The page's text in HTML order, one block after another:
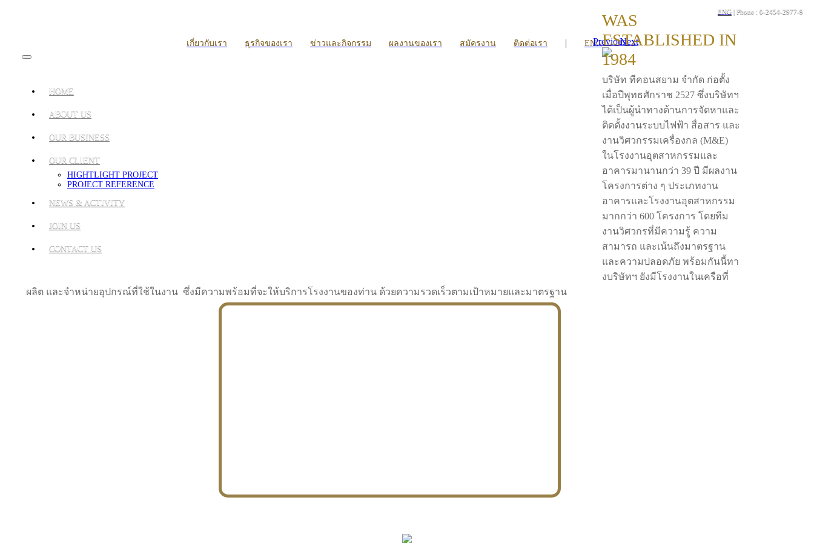
ENG | Phone : 0-2454-2977-9
เกี่ยวกับเรา ธุรกิจของเรา ข่าวและกิจกรรม ผลงานของเรา สมัครงาน ติดต่อเรา | ENG
HOME
ABOUT US
OUR BUSINESS
OUR CLIENT
HIGHTLIGHT PROJECT
PROJECT REFERENCE
NEWS & ACTIVITY
JOIN US
CONTACT US
PreviousNext
WAS
ESTABLISHED IN
1984
บริษัท ทีคอนสยาม จำกัด ก่อตั้ง
เมื่อปีพุทธศักราช 2527 ซึ่งบริษัทฯ
ได้เป็นผู้นำทางด้านการจัดหาและ
ติดตั้งงานระบบไฟฟ้า สื่อสาร และ
งานวิศวกรรมเครื่องกล (M&E)
ในโรงงานอุตสาหกรรมและ
อาคารมานานกว่า 39 ปี มีผลงาน
โครงการต่าง ๆ ประเภทงาน
อาคารและโรงงานอุตสาหกรรม
มากกว่า 600 โครงการ โดยทีม
งานวิศวกรที่มีความรู้ ความ
สามารถ และเน้นถึงมาตรฐาน
และความปลอดภัย พร้อมกันนี้ทา
งบริษัทฯ ยังมีโรงงานในเครือที่
ผลิต และจำหน่ายอุปกรณ์ที่ใช้ในงาน ซึ่งมีความพร้อมที่จะให้บริการโรงงานของท่าน ด้วยความรวดเร็วตามเป้าหมายและมาตรฐาน